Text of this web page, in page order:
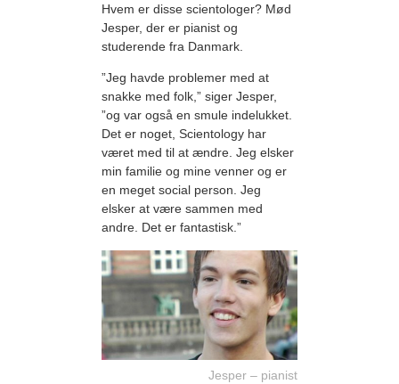
Hvem er disse scientologer? Mød
Jesper, der er pianist og
studerende fra Danmark.
”Jeg havde problemer med at
snakke med folk,” siger Jesper,
”og var også en smule indelukket.
Det er noget, Scientology har
været med til at ændre. Jeg elsker
min familie og mine venner og er
en meget social person. Jeg
elsker at være sammen med
andre. Det er fantastisk.”
Jesper – pianist